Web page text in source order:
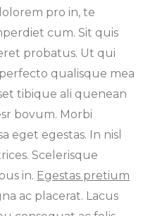
pro in, te
cum. Sit quis
probatus. Ut qui
qualisque mea
tibique ali quenean
bovum. Morbi
eget egestas. In nisl
Scelerisque
in. Egestas pretium
ac placerat. Lacus